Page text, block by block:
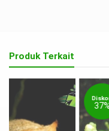
Produk Terkait